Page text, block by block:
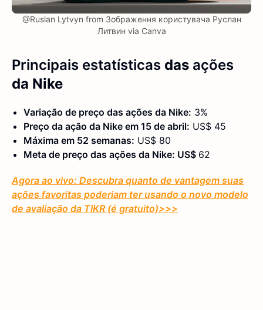
@Ruslan Lytvyn from Зображення користувача Руслан
Литвин via Canva
Principais estatísticas das ações
da Nike
Variação de preço das ações da Nike: 3%
Preço da ação da Nike em 15 de abril: US$ 45
Máxima em 52 semanas: US$ 80
Meta de preço das ações da Nike: US$ 62
Agora ao vivo: Descubra quanto de vantagem suas
ações favoritas poderiam ter usando o novo modelo
de avaliação da TIKR (é gratuito)>>>